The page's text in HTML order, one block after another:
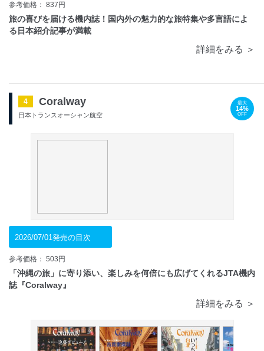
参考価格： 837円
旅の喜びを届ける機内誌！国内外の魅力的な旅特集や多言語によ
る日本紹介記事が満載
詳細をみる ＞
4 Coralway
日本トランスオーシャン航空
最大
14%
OFF
2026/07/01発売の目次
参考価格： 503円
「沖縄の旅」に寄り添い、楽しみを何倍にも広げてくれるJTA機内
誌『Coralway』
詳細をみる ＞